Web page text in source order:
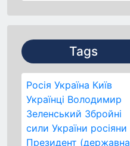
Tags
Росія Україна Київ
Українці Володимир
Зеленський Збройні
сили України росіяни
Президент (державна